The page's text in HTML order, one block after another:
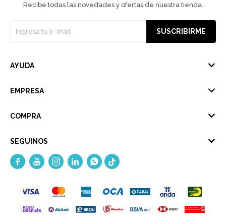
Recibe todas las novedades y ofertas de nuestra tienda.
SUSCRIBIRME
AYUDA
EMPRESA
COMPRA
SEGUINOS
    